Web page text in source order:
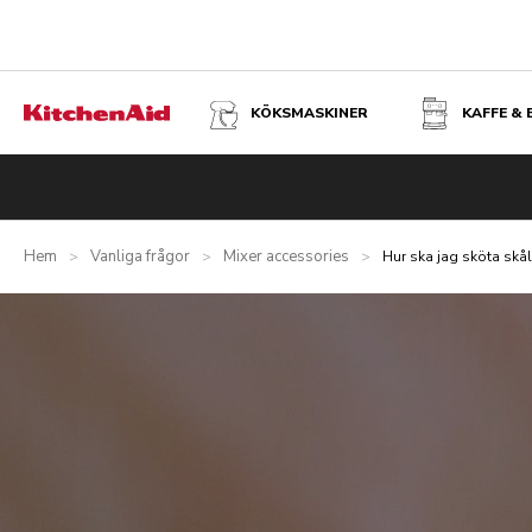
KÖKSMASKINER KAFFE &
Hem > Vanliga frågor > Mixer accessories > Hur ska jag sköta